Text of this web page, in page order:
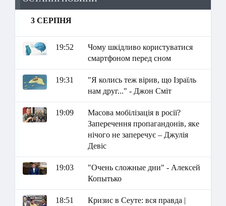
3 СЕРПНЯ
19:52
Чому шкідливо користуватися
смартфоном перед сном
19:31
"Я колись теж вірив, що Ізраїль
нам друг..." - Джон Сміт
19:09
Масова мобілізація в росії?
Заперечення пропагандонів, яке
нічого не заперечує – Джулія
Девіс
19:03
"Очень сложные дни" - Алексей
Копытько
18:51
Кризис в Сеуте: вся правда |